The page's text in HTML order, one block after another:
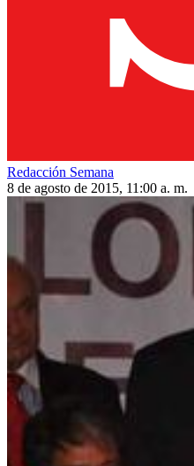
Redacción Semana
8 de agosto de 2015, 11:00 a. m.